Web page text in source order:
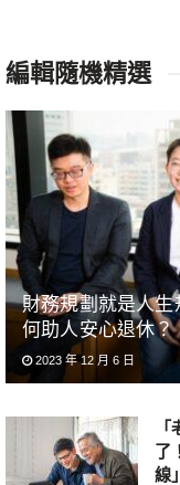
編輯隨機精選
財務規劃就是人生
何助人安心退休？
2023 年 12 月 6 日
了
線